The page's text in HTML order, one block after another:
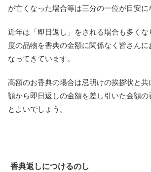
が亡くなった場合等は三分の一位が目安に
近年は「即日返し」をされる場合も多くな
度の品物を香典の金額に関係なく皆さんに
なってきています。
高額のお香典の場合は忌明けの挨拶状と
額から即日返しの金額を差し引いた金額の
とよいでしょう。
香典返しにつけるのし